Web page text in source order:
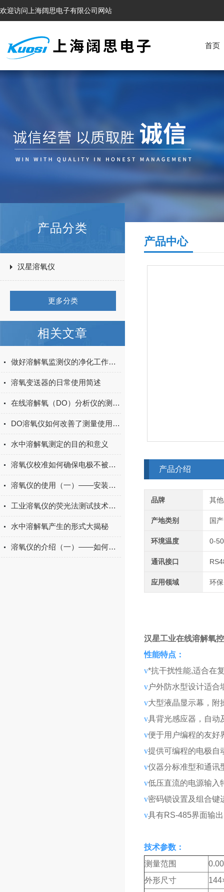
欢迎访问上海阔思电子有限公司网站
首页
产品分类
汉星溶氧仪
更多分类
相关文章
做好溶解氧监测仪的净化工作要了解些什么？
溶氧变送器的日常使用简述
在线溶解氧（DO）分析仪的测量原理及维护
DO溶氧仪如何改善了测量使用环境？
水中溶解氧测定的目的和意义
溶氧仪校准如何确保电极不被损坏？
溶氧仪的使用（一）——安装和注意事项
工业溶氧仪的荧光法测试技术简述
水中溶解氧产生的形式大揭秘
溶氧仪的介绍（一）——如何选择合适的溶氧仪
产品中心
产品介绍
品牌 其
产地类别 国产
环境温度 0-
通讯接口
应用领域 环
汉星工业在线溶解氧
性能特点：
v*抗干扰性能,适合在
v户外防水型设计适合
v大型液晶显示幕，附
v具背光感应器，自动
v便于用户编程的友好
v提供可编程的电极自
v仪器分标准型和通讯
v低压直流的电源输入
v密码锁设置及组合键
v具有RS-485界面输
技术参数：
测量范围
外形尺寸